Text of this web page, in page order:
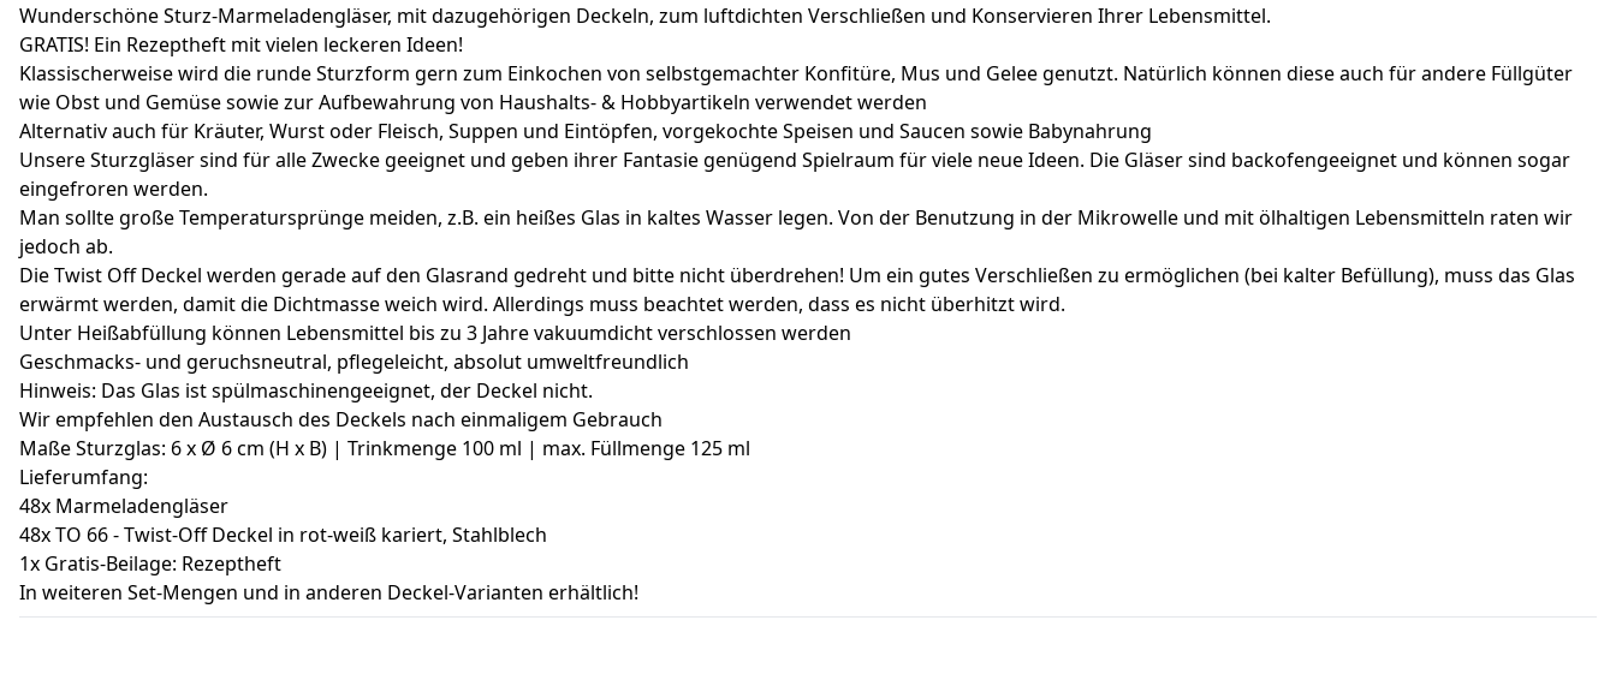
Wunderschöne Sturz-Marmeladengläser, mit dazugehörigen Deckeln, zum luftdichten Verschließen und Konservieren Ihrer Lebensmittel.
GRATIS! Ein Rezeptheft mit vielen leckeren Ideen!
Klassischerweise wird die runde Sturzform gern zum Einkochen von selbstgemachter Konfitüre, Mus und Gelee genutzt. Natürlich können diese auch für andere Füllgüter
wie Obst und Gemüse sowie zur Aufbewahrung von Haushalts- & Hobbyartikeln verwendet werden
Alternativ auch für Kräuter, Wurst oder Fleisch, Suppen und Eintöpfen, vorgekochte Speisen und Saucen sowie Babynahrung
Unsere Sturzgläser sind für alle Zwecke geeignet und geben ihrer Fantasie genügend Spielraum für viele neue Ideen. Die Gläser sind backofengeeignet und können sogar
eingefroren werden.
Man sollte große Temperatursprünge meiden, z.B. ein heißes Glas in kaltes Wasser legen. Von der Benutzung in der Mikrowelle und mit ölhaltigen Lebensmitteln raten wir
jedoch ab.
Die Twist Off Deckel werden gerade auf den Glasrand gedreht und bitte nicht überdrehen! Um ein gutes Verschließen zu ermöglichen (bei kalter Befüllung), muss das Glas
erwärmt werden, damit die Dichtmasse weich wird. Allerdings muss beachtet werden, dass es nicht überhitzt wird.
Unter Heißabfüllung können Lebensmittel bis zu 3 Jahre vakuumdicht verschlossen werden
Geschmacks- und geruchsneutral, pflegeleicht, absolut umweltfreundlich
Hinweis: Das Glas ist spülmaschinengeeignet, der Deckel nicht.
Wir empfehlen den Austausch des Deckels nach einmaligem Gebrauch
Maße Sturzglas: 6 x Ø 6 cm (H x B) | Trinkmenge 100 ml | max. Füllmenge 125 ml
Lieferumfang:
48x Marmeladengläser
48x TO 66 - Twist-Off Deckel in rot-weiß kariert, Stahlblech
1x Gratis-Beilage: Rezeptheft
In weiteren Set-Mengen und in anderen Deckel-Varianten erhältlich!